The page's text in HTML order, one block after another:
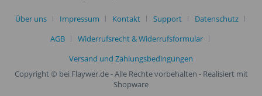
Über uns Impressum Kontakt Support
Datenschutz
AGB
Widerrufsrecht & Widerrufsformular
Versand und Zahlungsbedingungen
Copyright © bei Flaywer.de - Alle Rechte vorbehalten - Realisiert mit
Shopware